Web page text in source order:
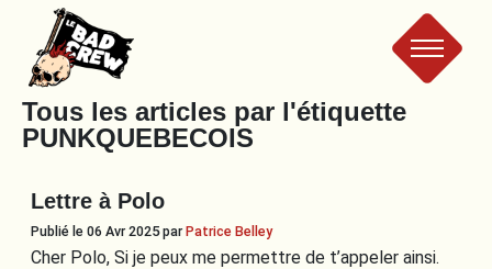
Le
Bad
Crew
Tous les articles par l'étiquette
PUNKQUEBECOIS
Lettre à Polo
Publié le 06 Avr 2025parPatrice Belley
Cher Polo, Si je peux me permettre de t’appeler ainsi.